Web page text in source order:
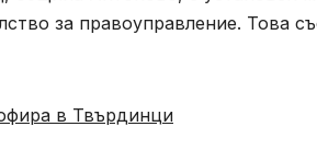
за правоуправление. Това
в Твърдинци